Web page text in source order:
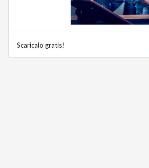
Scaricalo gratis!